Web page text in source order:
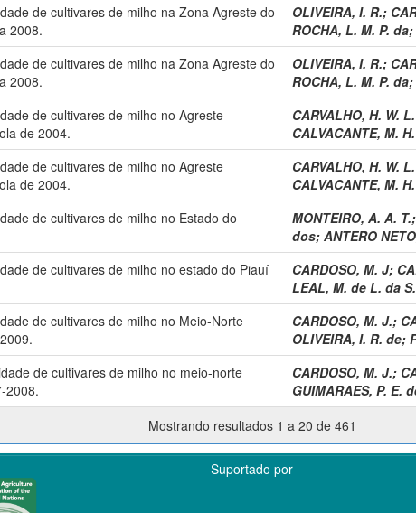
de cultivares de milho na Zona Agreste do
2008.
OLIVEIRA, I. R.;
ROCHA, L. M. P. da;
de cultivares de milho na Zona Agreste do
2008.
OLIVEIRA, I. R.;
ROCHA, L. M. P. da;
de cultivares de milho no Agreste
de 2004.
CARVALHO, H. W.
CALVACANTE, M.
de cultivares de milho no Agreste
de 2004.
CARVALHO, H. W.
CALVACANTE, M.
de cultivares de milho no Estado do
MONTEIRO, A. A. T.;
dos; ANTERO
de cultivares de milho no estado do Piauí
CARDOSO, M. J;
LEAL, M. de L. da S.
de cultivares de milho no Meio-Norte
CARDOSO, M. J.;
OLIVEIRA, I. R. de;
de cultivares de milho no meio-norte
2008.
CARDOSO, M. J.;
GUIMARAES, P. E.
Mostrando resultados 1 a 20 de 461
Suportado por